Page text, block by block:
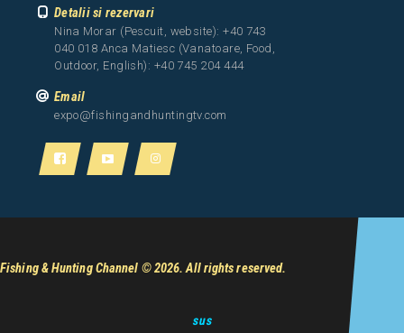
Detalii si rezervari
Nina Morar (Pescuit, website): +40 743
040 018 Anca Matiesc (Vanatoare, Food,
Outdoor, English): +40 745 204 444
Email
expo@fishingandhuntingtv.com
Fishing & Hunting Channel © 2026. All rights reserved.
sus